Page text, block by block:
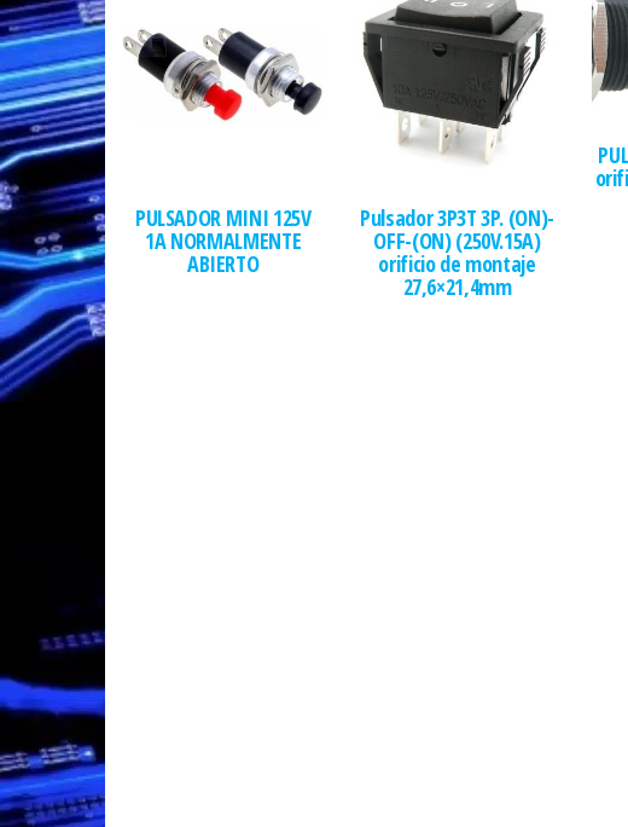
PULSADOR MINI 125V
1A NORMALMENTE
ABIERTO
Pulsador 3P3T 3P. (ON)-
OFF-(ON) (250V.15A)
orificio de montaje
27,6×21,4mm